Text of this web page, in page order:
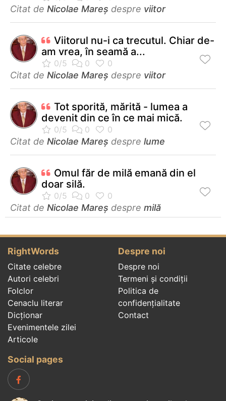
Citat de Nicolae Mareș despre viitor
Viitorul nu-i ca trecutul. Chiar de-
am vrea, în seamă a...
Citat de Nicolae Mareș despre viitor
Tot sporită, mărită - lumea a
devenit din ce în ce mai mică.
Citat de Nicolae Mareș despre lume
Omul făr de milă emană din el
doar silă.
Citat de Nicolae Mareș despre milă
RightWords
Citate celebre
Autori celebri
Folclor
Cenaclu literar
Dicționar
Evenimentele zilei
Articole
Despre noi
Despre noi
Termeni și condiții
Politica de
confidenţialitate
Contact
Social pages